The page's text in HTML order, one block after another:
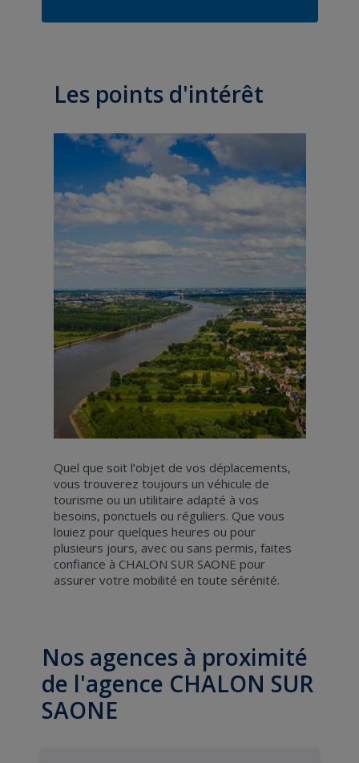
Les points d'intérêt
Quel que soit l’objet de vos déplacements,
vous trouverez toujours un véhicule de
tourisme ou un utilitaire adapté à vos
besoins, ponctuels ou réguliers. Que vous
louiez pour quelques heures ou pour
plusieurs jours, avec ou sans permis, faites
confiance à CHALON SUR SAONE pour
assurer votre mobilité en toute sérénité.
Nos agences à proximité
de l'agence CHALON SUR
SAONE